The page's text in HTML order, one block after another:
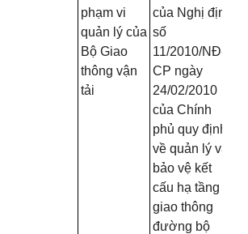
phạm vi
quản lý của
Bộ Giao
thông vận
tải
của Nghị định
số
11/2010/NĐ-
CP ngày
24/02/2010
của Chính
phủ quy định
về quản lý và
bảo vệ kết
cấu hạ tầng
giao thông
đường bộ